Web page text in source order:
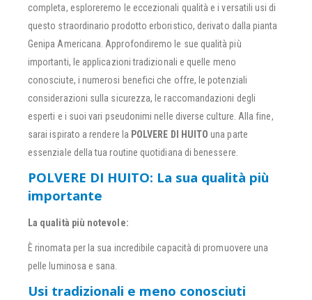
completa, esploreremo le eccezionali qualità e i versatili usi di
questo straordinario prodotto erboristico, derivato dalla pianta
Genipa Americana. Approfondiremo le sue qualità più
importanti, le applicazioni tradizionali e quelle meno
conosciute, i numerosi benefici che offre, le potenziali
considerazioni sulla sicurezza, le raccomandazioni degli
esperti e i suoi vari pseudonimi nelle diverse culture. Alla fine,
sarai ispirato a rendere la POLVERE DI HUITO una parte
essenziale della tua routine quotidiana di benessere.
POLVERE DI HUITO: La sua qualità più
importante
La qualità più notevole:
È rinomata per la sua incredibile capacità di promuovere una
pelle luminosa e sana.
Usi tradizionali e meno conosciuti